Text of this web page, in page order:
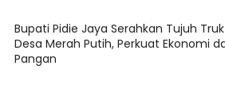
Bupati Pidie Jaya Serahkan Tujuh
Desa Merah Putih, Perkuat Ekonomi
Pangan